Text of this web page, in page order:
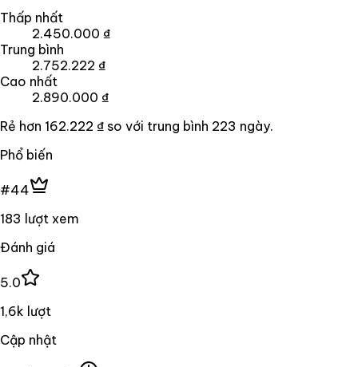
Thấp nhất
2.450.000 ₫
Trung bình
2.752.222 ₫
Cao nhất
2.890.000 ₫
Rẻ hơn 162.222 ₫ so với trung bình 223 ngày.
Phổ biến
#44
183 lượt xem
Đánh giá
5.0
1,6k lượt
Cập nhật